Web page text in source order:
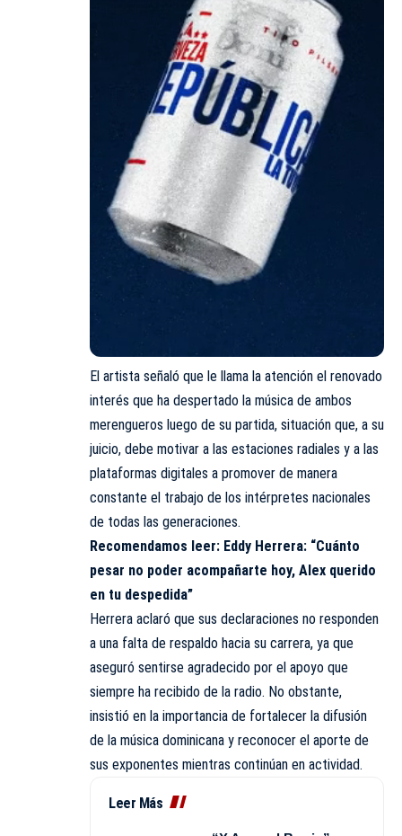
El artista señaló que le llama la atención el renovado
interés que ha despertado la música de ambos
merengueros luego de su partida, situación que, a su
juicio, debe motivar a las estaciones radiales y a las
plataformas digitales a promover de manera
constante el trabajo de los intérpretes nacionales
de todas las generaciones.
Recomendamos leer: Eddy Herrera: “Cuánto
pesar no poder acompañarte hoy, Alex querido
en tu despedida”
Herrera aclaró que sus declaraciones no responden
a una falta de respaldo hacia su carrera, ya que
aseguró sentirse agradecido por el apoyo que
siempre ha recibido de la radio. No obstante,
insistió en la importancia de fortalecer la difusión
de la música dominicana y reconocer el aporte de
sus exponentes mientras continúan en actividad.
Leer Más